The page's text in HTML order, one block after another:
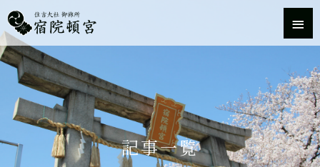
容
を
ス
キ
メ
イ
ン
メ
ニ
ュ
記事一覧